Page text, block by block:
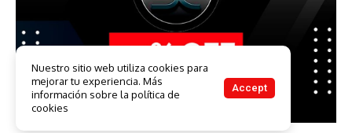
Nuestro sitio web utiliza cookies para
mejorar tu experiencia. Más
información sobre la política de
cookies
Accept